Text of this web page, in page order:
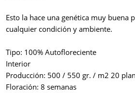
Esto la hace una genética muy buena
cualquier condición y ambiente.
Tipo: 100% Autofloreciente
Interior
Producción: 500 / 550 gr. / m2 20
Floración: 8 semanas